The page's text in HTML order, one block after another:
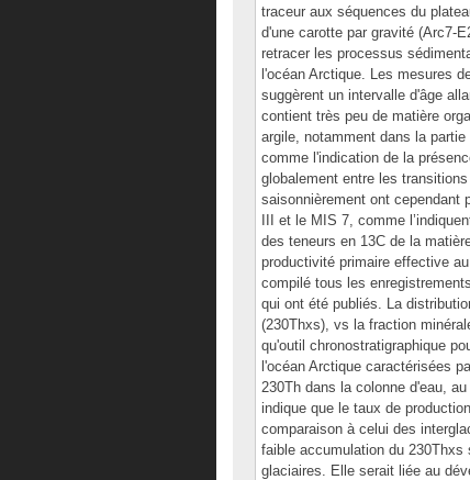
traceur aux séquences du
d'une carotte par gravité (Arc7-
retracer les processus
l'océan Arctique. Les mesures
suggèrent un intervalle d'âge
contient très peu de matière
argile, notamment dans la
comme l'indication de la
globalement entre les
saisonnièrement ont cependant
III et le MIS 7, comme
des teneurs en 13C de la
productivité primaire effective
compilé tous les
qui ont été publiés. La
(230Thxs), vs la fraction
qu'outil chronostratigraphique
l'océan Arctique caractérisées
230Th dans la colonne d'eau,
indique que le taux de
comparaison à celui des
faible accumulation du
glaciaires. Elle serait liée au